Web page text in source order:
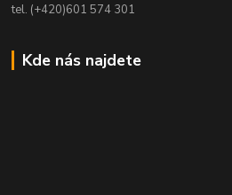
tel. (+420)601 574 301
Kde nás najdete